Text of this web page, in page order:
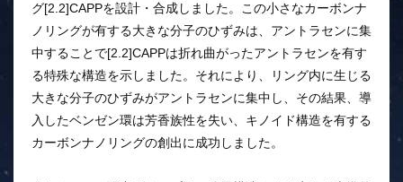
グ[2.2]CAPPを設計・合成しました。この小さなカーボンナ
ノリングが有する大きな分子のひずみは、アントラセンに集
中することで[2.2]CAPPは折れ曲がったアントラセンを有す
る特殊な構造を示しました。それにより、リング内に生じる
大きな分子のひずみがアントラセンに集中し、その結果、導
入したベンゼン環は芳香族性を失い、キノイド構造を有する
カーボンナノリングの創出に成功しました。